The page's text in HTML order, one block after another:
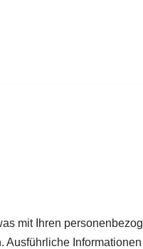
mit Ihren